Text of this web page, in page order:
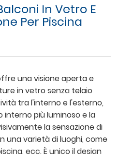
In Vetro E
Per Piscina
una visione aperta e
in vetro senza telaio
tra l'interno e l'esterno,
più luminoso e la
la sensazione di
una varietà di luoghi, come
ecc. È unico il design